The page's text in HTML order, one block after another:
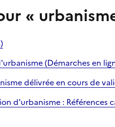
«
(Démarches en
délivrée en cours de
d'urbanisme : Références